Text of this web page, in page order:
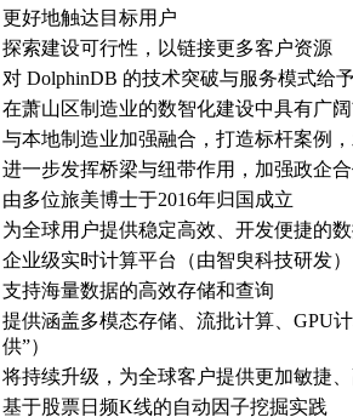
更好地触达目标用户
探索建设可行性，以链接更多客户资源
对 DolphinDB 的技术突破与服务模式给
在萧山区制造业的数智化建设中具有广
与本地制造业加强融合，打造标杆案例
进一步发挥桥梁与纽带作用，加强政企
由多位旅美博士于2016年归国成立
为全球用户提供稳定高效、开发便捷的
企业级实时计算平台（由智臾科技研发）
支持海量数据的高效存储和查询
提供涵盖多模态存储、流批计算、GPU
供”）
将持续升级，为全球客户提供更加敏捷
基于股票日频K线的自动因子挖掘实践